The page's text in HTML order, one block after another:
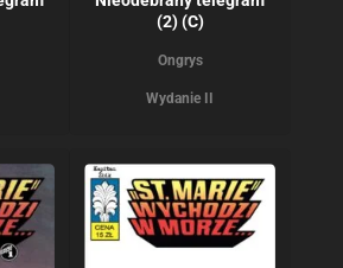
(2) (C)
Ongrys
Wydanie II